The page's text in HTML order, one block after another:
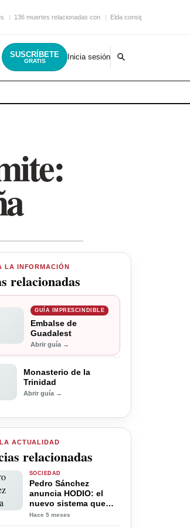
136 muertes relacionadas con Elda consigue una nueva
SUSCRÍBETE
GRATIS Inicia sesión
LA INFORMACIÓN
relacionadas
GUÍA IMPRESCINDIBLE
Embalse de
Guadalest
Abrir guía →
Monasterio de la
Trinidad
Abrir guía →
ACTUALIDAD
relacionadas
SOCIEDAD
Pedro Sánchez
anuncia HODIO: el
nuevo sistema que
medirá el odio en
Hace 5 meses